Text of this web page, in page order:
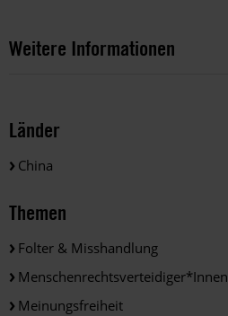
Weitere Informationen
Länder
China
Themen
Folter & Misshandlung
Menschenrechtsverteidiger*innen
Meinungsfreiheit